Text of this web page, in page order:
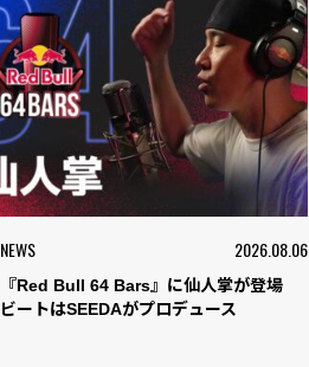
NEWS 2026.08.06
『Red Bull 64 Bars』に仙人掌が登場
ビートはSEEDAがプロデュース